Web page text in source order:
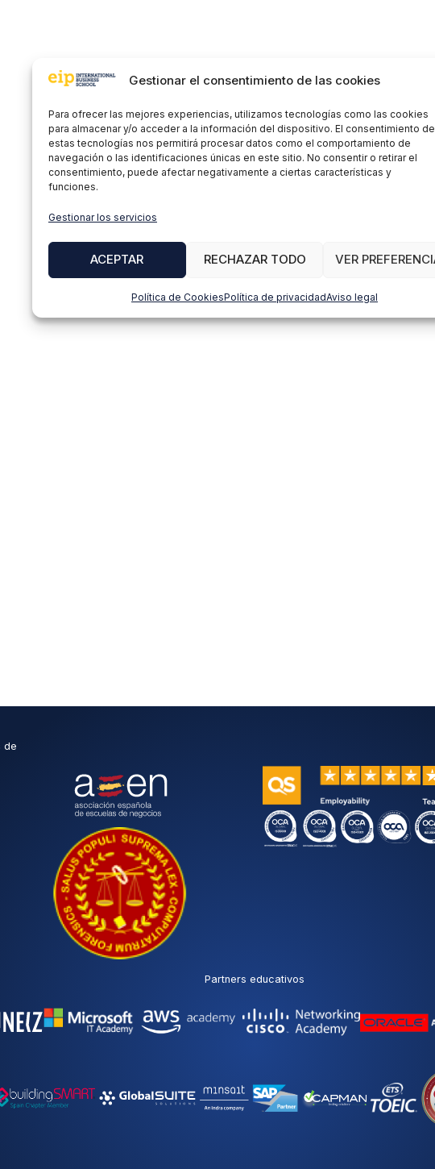
Gestionar el consentimiento de las cookies
Para ofrecer las mejores experiencias, utilizamos tecnologías como las cookies
para almacenar y/o acceder a la información del dispositivo. El consentimiento de
estas tecnologías nos permitirá procesar datos como el comportamiento de
navegación o las identificaciones únicas en este sitio. No consentir o retirar el
consentimiento, puede afectar negativamente a ciertas características y
funciones.
Gestionar los servicios
ACEPTAR RECHAZAR TODO VER
Política de CookiesPolítica de privacidadAviso legal
de
Partners educativos